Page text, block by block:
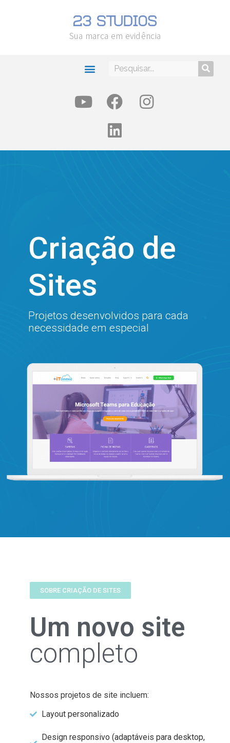
Sua marca em evidência
Criação de
Sites
Projetos desenvolvidos para cada
necessidade em especial
SOBRE CRIAÇÃO DE SITES
Um novo site
completo
Nossos projetos de site incluem:
Layout personalizado
Design responsivo (adaptáveis para desktop,